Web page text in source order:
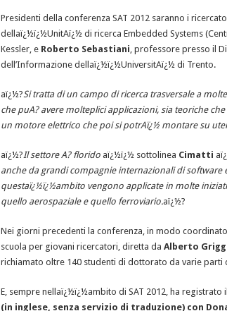
Presidenti della conferenza SAT 2012 saranno i
dellaï¿½ï¿½UnitAï¿½ di ricerca Embedded Systems
Kessler, e Roberto Sebastiani , professore presso il
dell’Informazione dellaï¿½ï¿½UniversitAï¿½ di Trento.
aï¿½?Si tratta di un campo di ricerca trasversale a
che puA? avere molteplici applicazioni, sia teoriche
un motore elettrico che poi si potrAï¿½ montare su
aï¿½? Il settore A? floridoaï¿½ï¿½ sottolinea Cimatti
anche da grandi compagnie internazionali di software
questaï¿½ï¿½ambito vengono applicate in molte
quello aerospaziale e quello ferroviario.aï¿½?
Nei giorni precedenti la conferenza, in modo
scuola per giovani ricercatori, diretta da Alberto
richiamato oltre 140 studenti di dottorato da varie parti
E, sempre nellaï¿½ï¿½ambito di SAT 2012, ha registrato
(in inglese, senza servizio di traduzione) con